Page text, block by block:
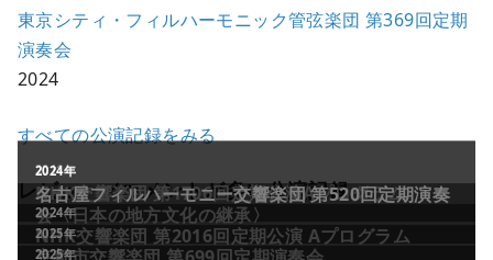
東京シティ・フィルハーモニック管弦楽団 第369回定期
演奏会
2024
すべての公演記録をみる
レビュー／コメントが多い公演記録